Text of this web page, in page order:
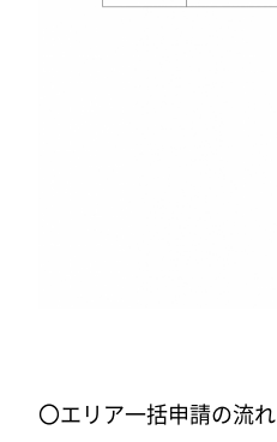
〇エリア一括申請の流れ